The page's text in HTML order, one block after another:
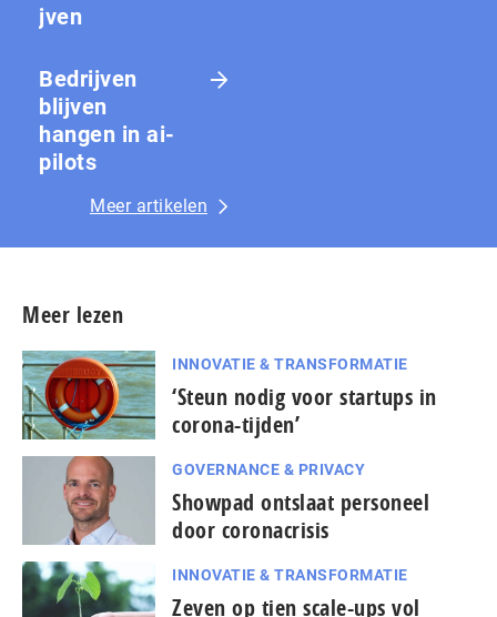
jven
Bedrijven
blijven
hangen in ai-
pilots
Meer artikelen
Meer lezen
INNOVATIE & TRANSFORMATIE
‘Steun nodig voor startups in
corona-tijden’
GOVERNANCE & PRIVACY
Showpad ontslaat personeel
door coronacrisis
INNOVATIE & TRANSFORMATIE
Zeven op tien scale-ups vol